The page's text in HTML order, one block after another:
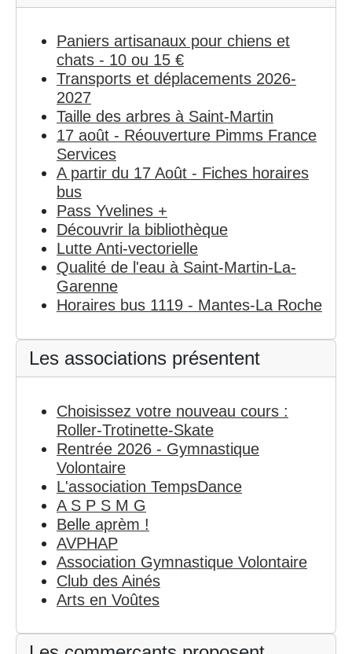
Paniers artisanaux pour chiens et
chats - 10 ou 15 €
Transports et déplacements 2026-
2027
Taille des arbres à Saint-Martin
17 août - Réouverture Pimms France
Services
A partir du 17 Août - Fiches horaires
bus
Pass Yvelines +
Découvrir la bibliothèque
Lutte Anti-vectorielle
Qualité de l'eau à Saint-Martin-La-
Garenne
Horaires bus 1119 - Mantes-La Roche
Les associations présentent
Choisissez votre nouveau cours :
Roller-Trotinette-Skate
Rentrée 2026 - Gymnastique
Volontaire
L'association TempsDance
A S P S M G
Belle aprèm !
AVPHAP
Association Gymnastique Volontaire
Club des Ainés
Arts en Voûtes